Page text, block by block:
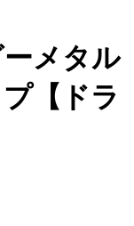
ーメタル
【ドラ